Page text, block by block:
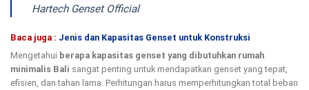
Hartech Genset Official
Baca juga : Jenis dan Kapasitas Genset untuk Konstruksi
Mengetahui berapa kapasitas genset yang dibutuhkan rumah
minimalis Bali sangat penting untuk mendapatkan genset yang tepat,
efisien, dan tahan lama. Perhitungan harus memperhitungkan total beban